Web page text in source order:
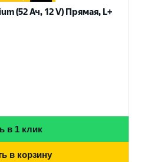
(52 Ач, 12 V) Прямая, L+
в 1 клик
в корзину